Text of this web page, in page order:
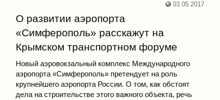
03.05.2017
О развитии аэропорта
«Симферополь» расскажут на
Крымском транспортном форуме
Новый аэровокзальный комплекс Международного
аэропорта «Симферополь» претендует на роль
крупнейшего аэропорта России. О том, как обстоят
дела на строительстве этого важного объекта, речь